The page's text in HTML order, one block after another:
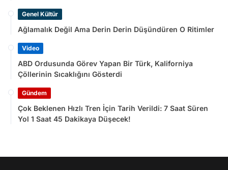
Genel Kültür
Ağlamalık Değil Ama Derin Derin Düşündüren O Ritimler
Video
ABD Ordusunda Görev Yapan Bir Türk, Kaliforniya
Çöllerinin Sıcaklığını Gösterdi
Gündem
Çok Beklenen Hızlı Tren İçin Tarih Verildi: 7 Saat Süren
Yol 1 Saat 45 Dakikaya Düşecek!